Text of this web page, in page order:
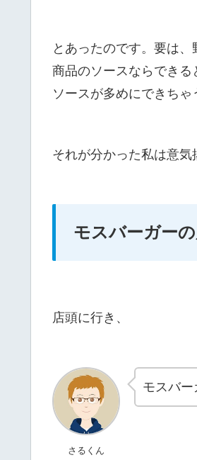
とあったのです。要は
商品のソースならでき
ソースが多めにできちゃ
それが分かった私は意気
モスバーガー
店頭に行き、
さるくん
モスバー